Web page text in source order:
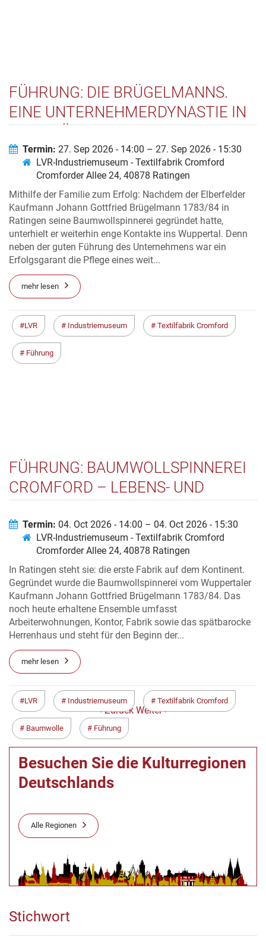
FÜHRUNG: DIE BRÜGELMANNS.
EINE UNTERNEHMERDYNASTIE IN
Termin: 27. Sep 2026 - 14:00 – 27. Sep 2026 - 15:30
LVR-Industriemuseum - Textilfabrik Cromford
Cromforder Allee 24, 40878 Ratingen
Mithilfe der Familie zum Erfolg: Nachdem der Elberfelder
Kaufmann Johann Gottfried Brügelmann 1783/84 in
Ratingen seine Baumwollspinnerei gegründet hatte,
unterhielt er weiterhin enge Kontakte ins Wuppertal. Denn
neben der guten Führung des Unternehmens war ein
Erfolgsgarant die Pflege eines weit...
mehr lesen
LVR Industriemuseum Textilfabrik Cromford
Führung
FÜHRUNG: BAUMWOLLSPINNEREI
CROMFORD – LEBENS- UND
Termin: 04. Oct 2026 - 14:00 – 04. Oct 2026 - 15:30
LVR-Industriemuseum - Textilfabrik Cromford
Cromforder Allee 24, 40878 Ratingen
In Ratingen steht sie: die erste Fabrik auf dem Kontinent.
Gegründet wurde die Baumwollspinnerei vom Wuppertaler
Kaufmann Johann Gottfried Brügelmann 1783/84. Das
noch heute erhaltene Ensemble umfasst
Arbeiterwohnungen, Kontor, Fabrik sowie das spätbarocke
Herrenhaus und steht für den Beginn der...
mehr lesen
LVR Industriemuseum Textilfabrik Cromford
Baumwolle Führung
< Zurück Weiter >
Besuchen Sie die Kulturregionen
Deutschlands
Alle Regionen
Stichwort